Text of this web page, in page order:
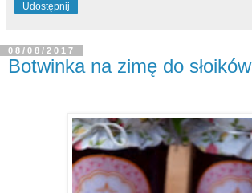
Udostępnij
08/08/2017
Botwinka na zimę do słoików